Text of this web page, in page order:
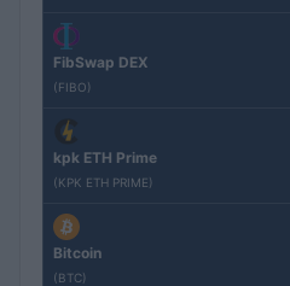
FibSwap DEX
(FIBO)
kpk ETH Prime
(KPK ETH PRIME)
Bitcoin
(BTC)